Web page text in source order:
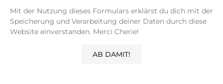
Mit der Nutzung dieses Formulars erklärst du dich mit der
Speicherung und Verarbeitung deiner Daten durch diese
Website einverstanden. Merci Cherie!